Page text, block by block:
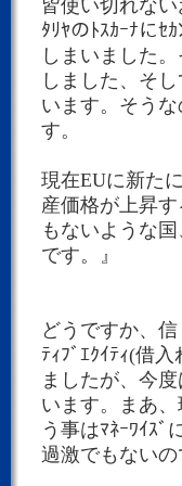
皆使い切れな
ﾀﾘﾔのﾄｽｶｰﾅにｾ
しまいました
しました、そ
います。そう
す。
現在EUに新た
産価格が上昇
もないような
です。』
どうですか、
ﾃｨﾌﾞｴｸｲﾃｨ(借
ましたが、今
います。まあ
う事はﾏﾈｰﾜｲｽ
過激でもないの